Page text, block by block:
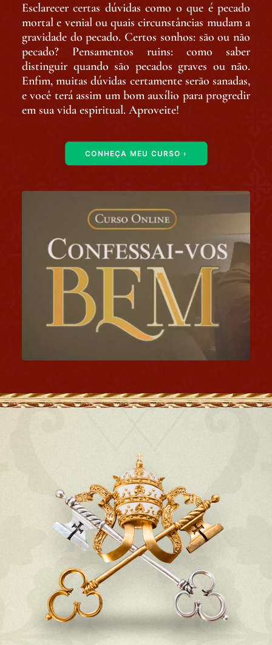
Esclarecer certas dúvidas como o que é pecado
mortal e venial ou quais circunstâncias mudam a
gravidade do pecado. Certos sonhos: são ou não
pecado? Pensamentos ruins: como saber
distinguir quando são pecados graves ou não.
Enfim, muitas dúvidas certamente serão sanadas,
e você terá assim um bom auxílio para progredir
em sua vida espiritual. Aproveite!
CONHEÇA MEU CURSO ›